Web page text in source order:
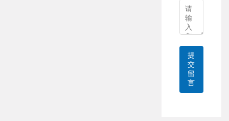
提
交
留
言